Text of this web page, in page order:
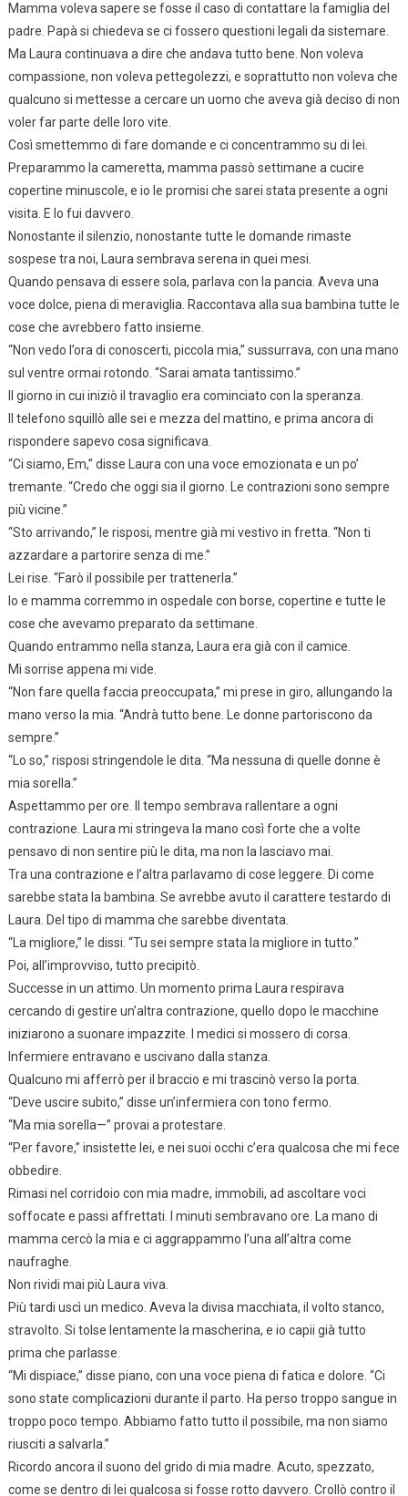
Mamma voleva sapere se fosse il caso di contattare la famiglia del
padre. Papà si chiedeva se ci fossero questioni legali da sistemare.
Ma Laura continuava a dire che andava tutto bene. Non voleva
compassione, non voleva pettegolezzi, e soprattutto non voleva che
qualcuno si mettesse a cercare un uomo che aveva già deciso di non
voler far parte delle loro vite.
Così smettemmo di fare domande e ci concentrammo su di lei.
Preparammo la cameretta, mamma passò settimane a cucire
copertine minuscole, e io le promisi che sarei stata presente a ogni
visita. E lo fui davvero.
Nonostante il silenzio, nonostante tutte le domande rimaste
sospese tra noi, Laura sembrava serena in quei mesi.
Quando pensava di essere sola, parlava con la pancia. Aveva una
voce dolce, piena di meraviglia. Raccontava alla sua bambina tutte le
cose che avrebbero fatto insieme.
“Non vedo l’ora di conoscerti, piccola mia,” sussurrava, con una mano
sul ventre ormai rotondo. “Sarai amata tantissimo.”
Il giorno in cui iniziò il travaglio era cominciato con la speranza.
Il telefono squillò alle sei e mezza del mattino, e prima ancora di
rispondere sapevo cosa significava.
“Ci siamo, Em,” disse Laura con una voce emozionata e un po’
tremante. “Credo che oggi sia il giorno. Le contrazioni sono sempre
più vicine.”
“Sto arrivando,” le risposi, mentre già mi vestivo in fretta. “Non ti
azzardare a partorire senza di me.”
Lei rise. “Farò il possibile per trattenerla.”
Io e mamma corremmo in ospedale con borse, copertine e tutte le
cose che avevamo preparato da settimane.
Quando entrammo nella stanza, Laura era già con il camice.
Mi sorrise appena mi vide.
“Non fare quella faccia preoccupata,” mi prese in giro, allungando la
mano verso la mia. “Andrà tutto bene. Le donne partoriscono da
sempre.”
“Lo so,” risposi stringendole le dita. “Ma nessuna di quelle donne è
mia sorella.”
Aspettammo per ore. Il tempo sembrava rallentare a ogni
contrazione. Laura mi stringeva la mano così forte che a volte
pensavo di non sentire più le dita, ma non la lasciavo mai.
Tra una contrazione e l’altra parlavamo di cose leggere. Di come
sarebbe stata la bambina. Se avrebbe avuto il carattere testardo di
Laura. Del tipo di mamma che sarebbe diventata.
“La migliore,” le dissi. “Tu sei sempre stata la migliore in tutto.”
Poi, all’improvviso, tutto precipitò.
Successe in un attimo. Un momento prima Laura respirava
cercando di gestire un’altra contrazione, quello dopo le macchine
iniziarono a suonare impazzite. I medici si mossero di corsa.
Infermiere entravano e uscivano dalla stanza.
Qualcuno mi afferrò per il braccio e mi trascinò verso la porta.
“Deve uscire subito,” disse un’infermiera con tono fermo.
“Ma mia sorella—” provai a protestare.
“Per favore,” insistette lei, e nei suoi occhi c’era qualcosa che mi fece
obbedire.
Rimasi nel corridoio con mia madre, immobili, ad ascoltare voci
soffocate e passi affrettati. I minuti sembravano ore. La mano di
mamma cercò la mia e ci aggrappammo l’una all’altra come
naufraghe.
Non rividi mai più Laura viva.
Più tardi uscì un medico. Aveva la divisa macchiata, il volto stanco,
stravolto. Si tolse lentamente la mascherina, e io capii già tutto
prima che parlasse.
“Mi dispiace,” disse piano, con una voce piena di fatica e dolore. “Ci
sono state complicazioni durante il parto. Ha perso troppo sangue in
troppo poco tempo. Abbiamo fatto tutto il possibile, ma non siamo
riusciti a salvarla.”
Ricordo ancora il suono del grido di mia madre. Acuto, spezzato,
come se dentro di lei qualcosa si fosse rotto davvero. Crollò contro il